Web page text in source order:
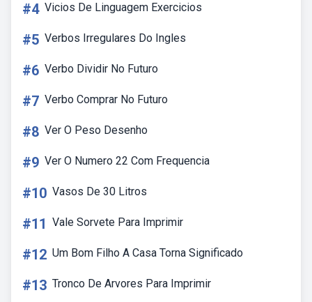
#4 Vicios De Linguagem Exercicios
#5 Verbos Irregulares Do Ingles
#6 Verbo Dividir No Futuro
#7 Verbo Comprar No Futuro
#8 Ver O Peso Desenho
#9 Ver O Numero 22 Com Frequencia
#10 Vasos De 30 Litros
#11 Vale Sorvete Para Imprimir
#12 Um Bom Filho A Casa Torna Significado
#13 Tronco De Arvores Para Imprimir